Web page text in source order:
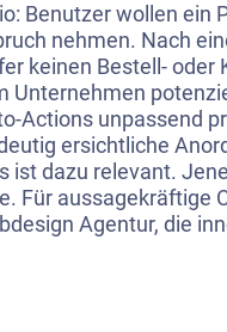
Benutzer wollen ein
nehmen. Nach
keinen Bestell-
Unternehmen
Actions unpassend
ersichtliche
ist dazu relevant.
Für aussagekräftige
Agentur, die